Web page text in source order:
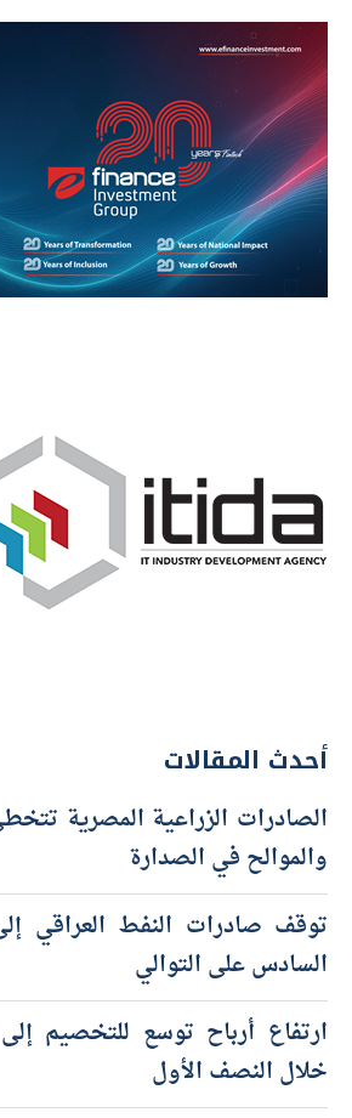
أحدث المقالات
والموالح في الصدارة
توقف صادرات النفط العراقي
السادس على التوالي
خلال النصف الأول